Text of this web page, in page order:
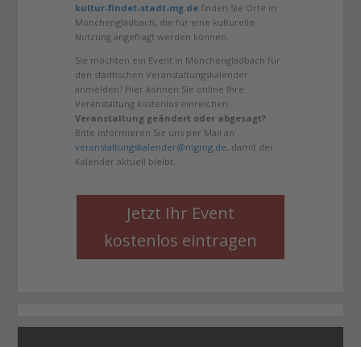
kultur-findet-stadt-mg.definden Sie Orte in
Mönchengladbach, die für eine kulturelle
Nutzung angefragt werden können.
Sie möchten ein Event in Mönchengladbach für
den städtischen Veranstaltungskalender
anmelden? Hier können Sie online Ihre
Veranstaltung kostenlos einreichen.
Veranstaltung geändert oder abgesagt?
Bitte informieren Sie uns per Mail an
veranstaltungskalender@mgmg.de, damit der
Kalender aktuell bleibt.
Jetzt Ihr Event
kostenlos eintragen